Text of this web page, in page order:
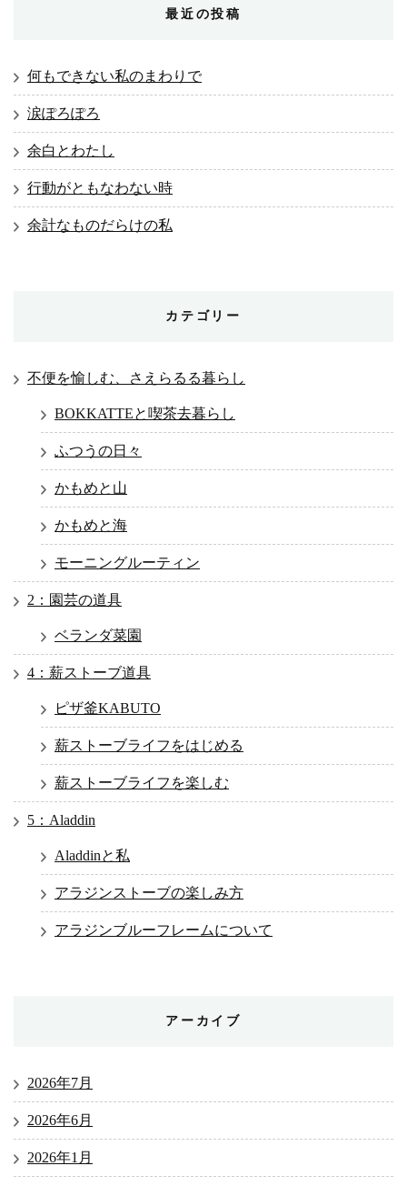
最近の投稿
何もできない私のまわりで
涙ぽろぽろ
余白とわたし
行動がともなわない時
余計なものだらけの私
カテゴリー
不便を愉しむ、さえらるる暮らし
BOKKATTEと喫茶去暮らし
ふつうの日々
かもめと山
かもめと海
モーニングルーティン
2：園芸の道具
ベランダ菜園
4：薪ストーブ道具
ピザ釜KABUTO
薪ストーブライフをはじめる
薪ストーブライフを楽しむ
5：Aladdin
Aladdinと私
アラジンストーブの楽しみ方
アラジンブルーフレームについて
アーカイブ
2026年7月
2026年6月
2026年1月